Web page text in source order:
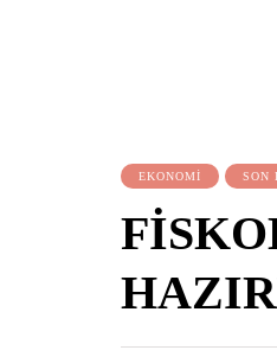
EKONOMİ SON